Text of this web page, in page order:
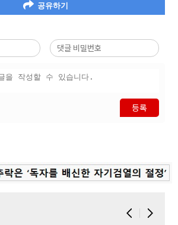
공유하기
등록